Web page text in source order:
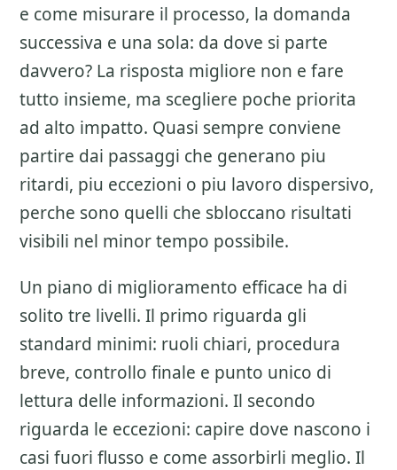
e come misurare il processo, la domanda
successiva e una sola: da dove si parte
davvero? La risposta migliore non e fare
tutto insieme, ma scegliere poche priorita
ad alto impatto. Quasi sempre conviene
partire dai passaggi che generano piu
ritardi, piu eccezioni o piu lavoro dispersivo,
perche sono quelli che sbloccano risultati
visibili nel minor tempo possibile.
Un piano di miglioramento efficace ha di
solito tre livelli. Il primo riguarda gli
standard minimi: ruoli chiari, procedura
breve, controllo finale e punto unico di
lettura delle informazioni. Il secondo
riguarda le eccezioni: capire dove nascono i
casi fuori flusso e come assorbirli meglio. Il